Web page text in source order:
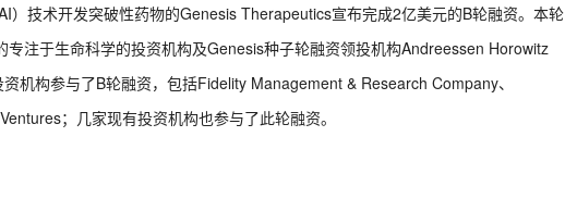
）技术开发突破性药物的Genesis Therapeutics宣布完成2亿美元的B轮融资。本轮
专注于生命科学的投资机构及Genesis种子轮融资领投机构Andreessen Horowitz
机构参与了B轮融资，包括Fidelity Management & Research Company、
；几家现有投资机构也参与了此轮融资。